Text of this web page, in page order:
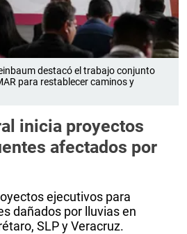
destacó el trabajo conjunto
para restablecer caminos y
inicia proyectos
afectados por
ejecutivos para
dañados por lluvias en
SLP y Veracruz.